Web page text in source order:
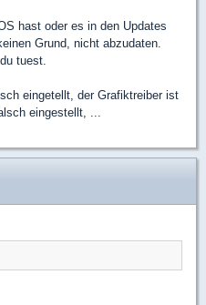
hast oder es in den Updates
Grund, nicht abzudaten.
tuest.
eingetellt, der Grafiktreiber ist
eingestellt, ...